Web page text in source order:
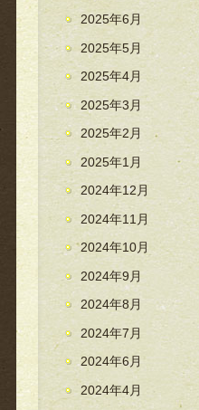
2025年6月
2025年5月
2025年4月
2025年3月
2025年2月
2025年1月
2024年12月
2024年11月
2024年10月
2024年9月
2024年8月
2024年7月
2024年6月
2024年4月